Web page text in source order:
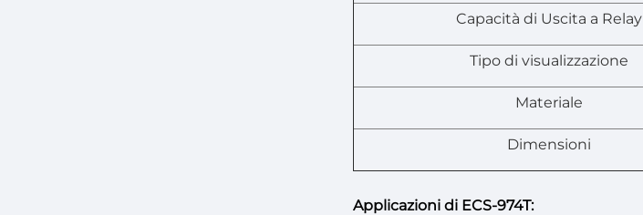
Capacità di Uscita a Relay
Tipo di visualizzazione
Materiale
Dimensioni
Applicazioni di ECS-974T: